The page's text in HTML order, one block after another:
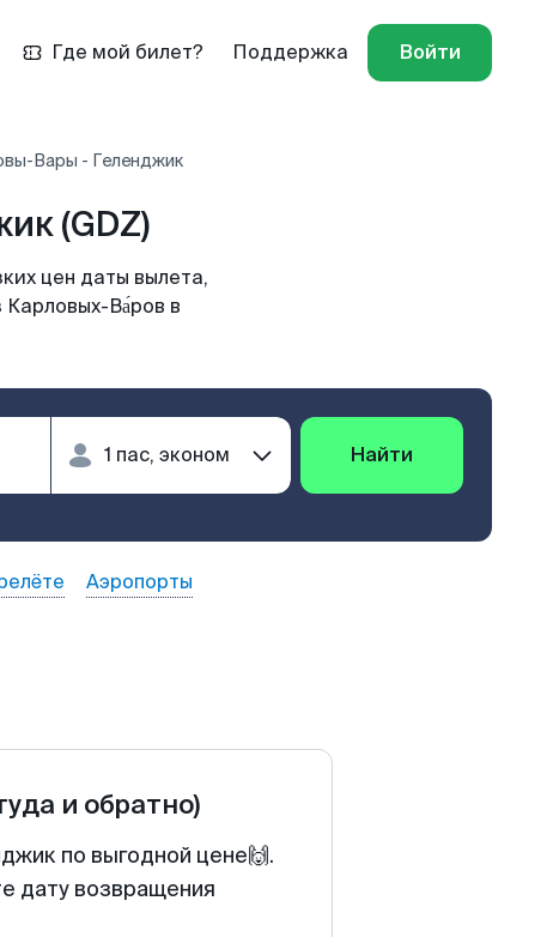
Где мой билет? Поддержка Войти
Вары - Геленджик
(GDZ)
цен даты вылета,
Карловых-Ва́ров в
Найти
Аэропорты
и обратно)
по выгодной цене🙌.
дату возвращения